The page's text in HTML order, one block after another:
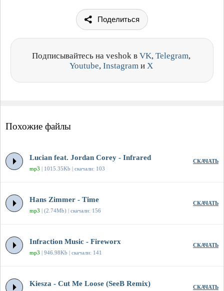
Поделиться
Подписывайтесь на veshok в VK, Telegram,
Youtube, Instagram и X
Похожие файлы
Lucian feat. Jordan Corey - Infrared
mp3 | 1015.35Kb | скачали: 103
СКАЧАТЬ
Hans Zimmer - Time
mp3 | (2.74Mb) | скачали: 156
СКАЧАТЬ
Infraction Music - Fireworx
mp3 | 946.98Kb | скачали: 141
СКАЧАТЬ
Kiesza - Cut Me Loose (SeeB Remix) СКАЧАТЬ